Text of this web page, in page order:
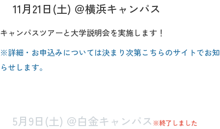
11月21日(土) ＠横浜キャンパス
キャンパスツアーと大学説明会を実施します！
※詳細・お申込みについては決まり次第こちらのサイトでお知
らせします。
5月9日(土) ＠白金キャンパス ※終了しました